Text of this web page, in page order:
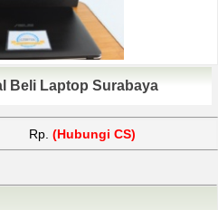
Beli Laptop Surabaya
Rp. (Hubungi CS)